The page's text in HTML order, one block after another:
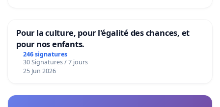
Pour la culture, pour l'égalité des chances, et
pour nos enfants.
246 signatures
30 Signatures / 7 jours
25 Jun 2026